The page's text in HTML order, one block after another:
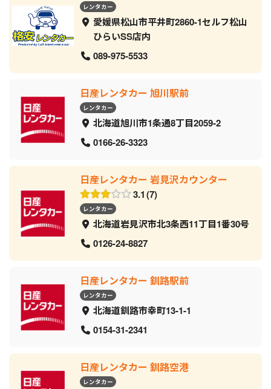
レンタカー
愛媛県松山市平井町2860-1セルフ松山
ひらいSS店内
089-975-5533
日産レンタカー 旭川駅前
レンタカー
北海道旭川市1条通8丁目2059‐2
0166-26-3323
日産レンタカー 岩見沢カウンター
3.1 7
レンタカー
北海道岩見沢市北3条西11丁目1番30号
0126-24-8827
日産レンタカー 釧路駅前
レンタカー
北海道釧路市幸町13-1-1
0154-31-2341
日産レンタカー 釧路空港
レンタカー